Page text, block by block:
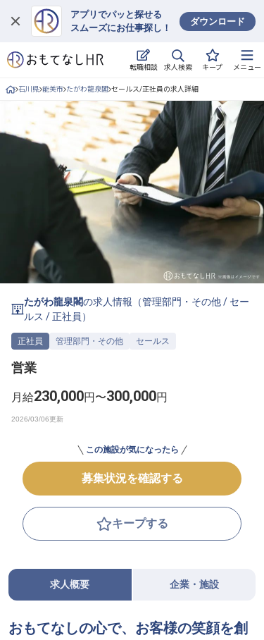
アプリでパッと探せる
スムーズにお仕事探し！
ダウンロード
転職相談 求人検索 キープ メニュー
ログイン
求人・施設を探す
キープした求人
就職・転職 合同説明会
おもてなしHRについて
ご利用の流れ
よくある質問
ホテル・宿泊業界情報コラム
無料 転職サポートに申し込む
石川県 能美市 たがわ龍泉閣 セールス/正社員の求人詳細
たがわ龍泉閣の求人情報（管理部門・その他/ セー
ルス /正社員 ）
正社員 管理部門・その他 セールス
営業
月給230,000円〜300,000円
この施設が気になったら
募集状況を確認する
キープする
求人概要 企業・施設
おもてなしの心で、お客様の笑顔を創